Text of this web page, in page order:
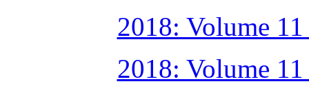
2018: Volume
2018: Volume